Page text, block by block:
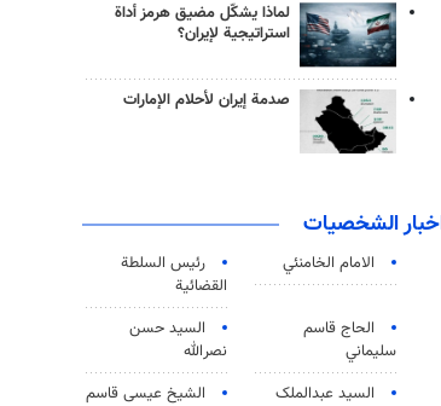
لماذا يشكّل مضيق هرمز أداة
استراتيجية لإيران؟
صدمة إيران لأحلام الإمارات
الشخصيات
الامام الخامنئي
رئیس السلطة
القضائیة
الحاج قاسم
سليماني
السيد حسن
نصرالله
السید عبدالملک
الشيخ عيسى قاسم